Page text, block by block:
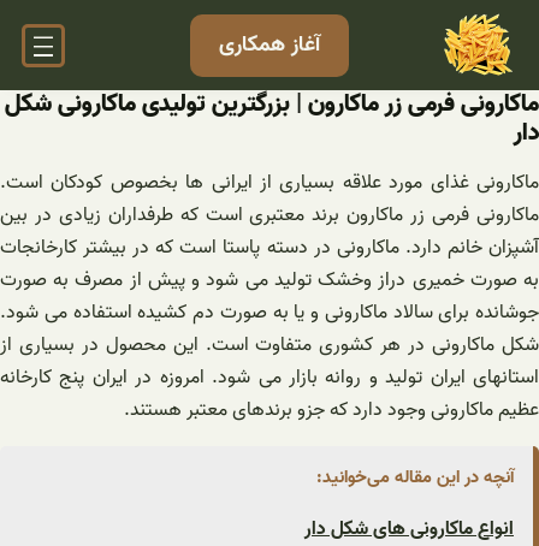
محتوا
آغاز همکاری
ماکارونی فرمی زر ماکارون | بزرگترین تولیدی ماکارونی شکل
دار
ماکارونی غذای مورد علاقه بسیاری از ایرانی ها بخصوص کودکان است.
ماکارونی فرمی زر ماکارون برند معتبری است که طرفداران زیادی در بین
آشپزان خانم دارد. ماکارونی در دسته پاستا است که در بیشتر کارخانجات
به صورت خمیری دراز وخشک تولید می شود و پیش از مصرف به صورت
جوشانده برای سالاد ماکارونی و یا به صورت دم کشیده استفاده می شود.
شکل ماکارونی در هر کشوری متفاوت است. این محصول در بسیاری از
استانهای ایران تولید و روانه بازار می شود. امروزه در ایران پنج کارخانه
عظیم ماکارونی وجود دارد که جزو برندهای معتبر هستند.
آنچه در این مقاله می‌خوانید:
انواع ماکارونی های شکل دار